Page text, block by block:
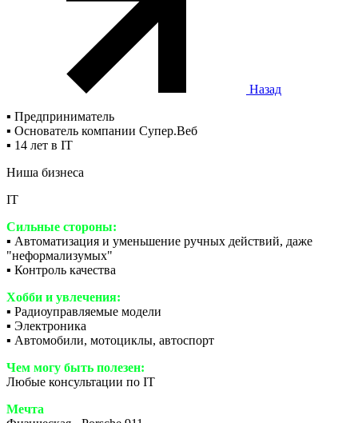
Назад
▪️ Предприниматель
▪️ Основатель компании Супер.Веб
▪️ 14 лет в IT
Ниша бизнеса
IT
Сильные стороны:
▪️ Автоматизация и уменьшение ручных действий, даже
"неформализумых"
▪️ Контроль качества
Хобби и увлечения:
▪️ Радиоуправляемые модели
▪️ Электроника
▪️ Автомобили, мотоциклы, автоспорт
Чем могу быть полезен:
Любые консультации по IT
Мечта